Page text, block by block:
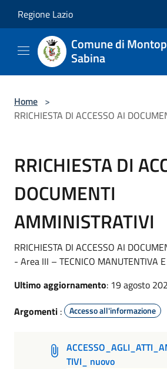
Regione Lazio
Comune di
Sabina
Home >
RRICHIESTA DI ACCESSO AI
RRICHIESTA DI
DOCUMENTI
AMMINISTRATIVI
RRICHIESTA DI ACCESSO AI
- Area III – TECNICO MANUTENTIVA
Ultimo aggiornamento: 19 agosto
Argomenti : Accesso all'informazione
TIVI_ nuovo